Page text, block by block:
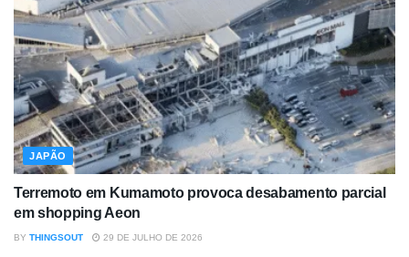
JAPÃO
Terremoto em Kumamoto provoca desabamento parcial
em shopping Aeon
BY THINGSOUT 29 DE JULHO DE 2026